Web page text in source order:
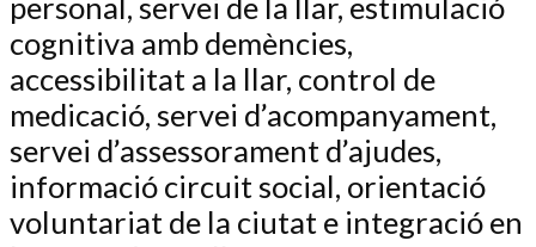
personal, servei de la llar, estimulació
cognitiva amb demències,
accessibilitat a la llar, control de
medicació, servei d’acompanyament,
servei d’assessorament d’ajudes,
informació circuit social, orientació
voluntariat de la ciutat e integració en